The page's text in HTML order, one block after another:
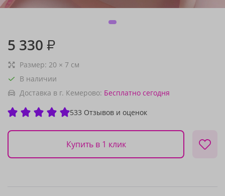
5 330 ₽
Размер: 20 × 7 см
В наличии
Доставка в г. Кемерово: Бесплатно сегодня
533 Отзывов и оценок
Купить в 1 клик